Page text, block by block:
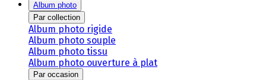
Album photo
Par collection
Album photo rigide
Album photo souple
Album photo tissu
Album photo ouverture à plat
Par occasion